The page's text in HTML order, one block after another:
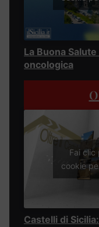
La Buona
oncologica
Fai clic
cookie
Castelli di